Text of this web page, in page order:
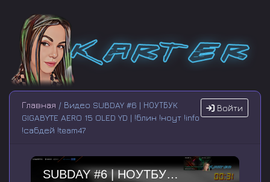
Войти
Главная / Видео SUBDAY #6 | НОУТБУК
GIGABYTE AERO 15 OLED YD | !блин !ноут !info
!сабдей !team47
SUBDAY #6 | НОУТБУК GIGABYTE AERO 15 OLED YD | !блин !ноут !info !сабдей !team47